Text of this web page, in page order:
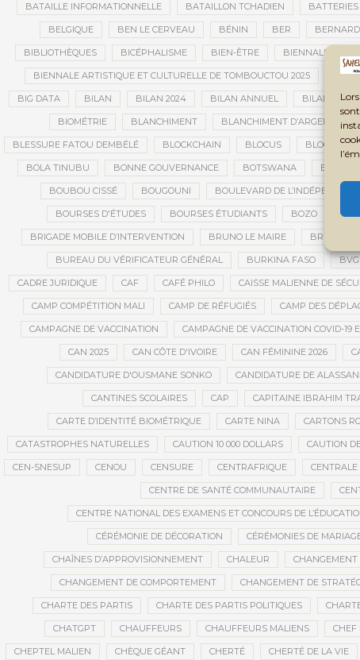
BATAILLE INFORMATIONNELLE BATAILLON TCHADIEN BATTERIES
BELGIQUE BEN LE CERVEAU BÉNIN BER
BIBLIOTHÈQUES BICÉPHALISME BIEN-ÊTRE BIENNALE
BIENNALE ARTISTIQUE ET CULTURELLE DE TOMBOUCTOU 2025
BIG DATA BILAN BILAN 2024 BILAN ANNUEL BILAN DE
BIOMÉTRIE BLANCHIMENT BLANCHIMENT D’ARGENT
BLESSURE FATOU DEMBÉLÉ BLOCKCHAIN BLOCUS BLOCUS
BOLA TINUBU BONNE GOUVERNANCE BOTSWANA BOUARÉ
BOUBOU CISSÉ BOUGOUNI BOULEVARD DE L’INDÉPENDANCE
BOURSES D'ÉTUDES BOURSES ÉTUDIANTS BOZO
BRIGADE MOBILE D’INTERVENTION BRUNO LE MAIRE BRUXELLES
BUREAU DU VÉRIFICATEUR GÉNÉRAL BURKINA FASO BVG
CADRE JURIDIQUE CAF CAFÉ PHILO CAISSE MALIENNE DE
CAMP COMPÉTITION MALI CAMP DE RÉFUGIÉS CAMP DES
CAMPAGNE DE VACCINATION CAMPAGNE DE VACCINATION COVID-19
CAN 2025 CAN CÔTE D'IVOIRE CAN FÉMININE 2026
CANDIDATURE D'OUSMANE SONKO CANDIDATURE DE
CANTINES SCOLAIRES CAP CAPITAINE IBRAHIM
CARTE D’IDENTITÉ BIOMÉTRIQUE CARTE NINA CARTONS
CATASTROPHES NATURELLES CAUTION 10 000 DOLLARS CAUTION
CEN-SNESUP CENOU CENSURE CENTRAFRIQUE CENTRALE
CENTRE DE SANTÉ COMMUNAUTAIRE
CENTRE NATIONAL DES EXAMENS ET CONCOURS DE
CÉRÉMONIE DE DÉCORATION CÉRÉMONIES DE
CHAÎNES D’APPROVISIONNEMENT CHALEUR CHANGEMENT
CHANGEMENT DE COMPORTEMENT CHANGEMENT DE
CHARTE DES PARTIS CHARTE DES PARTIS POLITIQUES
CHATGPT CHAUFFEURS CHAUFFEURS MALIENS CHEF
CHEPTEL MALIEN CHÈQUE GÉANT CHERTÉ CHERTÉ DE LA VIE